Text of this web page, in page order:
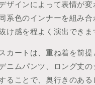
ザインによって表情が変
系色のインナーを組み合
け感を程よく演出できま
カートは、重ね着を前提
ニムパンツ、ロング丈の
ることで、奥行きのある